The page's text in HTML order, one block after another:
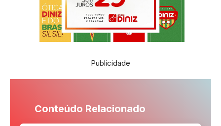
Publicidade
Conteúdo Relacionado